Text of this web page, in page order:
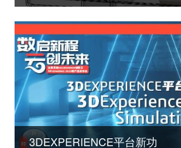
3DEXPERIENCE平台新功